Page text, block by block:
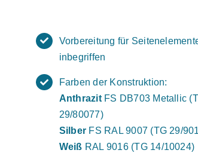
Vorbereitung für
inbegriffen
Farben der Konstruktion:
AnthrazitFS DB703 Metallic
29/80077)
Silber FS RAL 9007 (TG 29/
Weiß RAL 9016 (TG 14/10024)